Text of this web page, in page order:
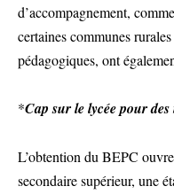
d’accompagnement,
certaines communes
pédagogiques, ont
*Cap sur le lycée pour
L’obtention du BEPC
secondaire supérieur, une